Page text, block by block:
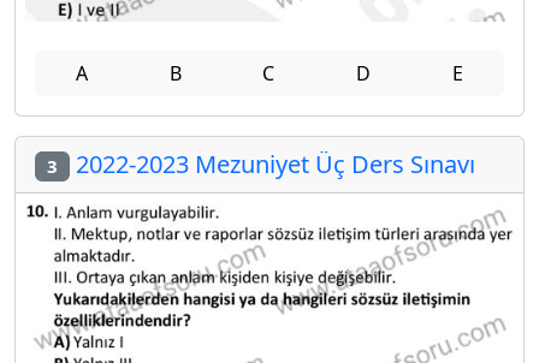
A B C D E
3 2022-2023 Mezuniyet Üç Ders Sınavı